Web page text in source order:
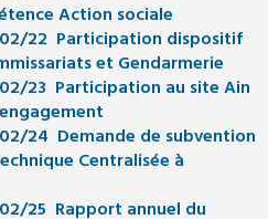
Action sociale
22 Participation dispositif
et Gendarmerie
23 Participation au site Ain
24 Demande de subvention
Centralisée à
25 Rapport annuel du